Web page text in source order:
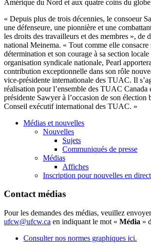
Amérique du Nord et aux quatre coins du
« Depuis plus de trois décennies, le consoeur
une défenseure, une pionnière et une
les droits des travailleurs et des membres », de
national Meinema. « Tout comme elle consacre
détermination et son courage à sa section locale
organisation syndicale nationale, Pearl apportera
contribution exceptionnelle dans son rôle
vice-présidente internationale des TUAC. Il
réalisation pourl’ensemble des TUAC Canada
présidente Sawyerà l’occasion de son élection
Conseil exécutifinternational des TUAC. »
Médias et nouvelles
Nouvelles
Sujets
Communiqués de presse
Médias
Affiches
Inscription pour nouvelles en direct
Contact médias
Pour les demandes des médias, veuillez
ufcw@ufcw.ca en indiquant le mot « Média »
Consulter nos normes graphiques ici.